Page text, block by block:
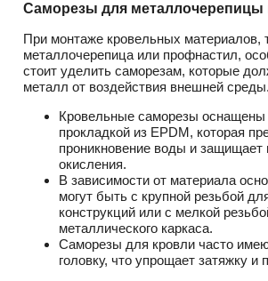
Саморезы для металлочерепицы
При монтаже кровельных материалов,
металлочерепица или профнастил,
стоит уделить саморезам, которые
металл от воздействия внешней среды.
Кровельные саморезы оснащены
прокладкой из EPDM, которая
проникновение воды и защищает
окисления.
В зависимости от материала
могут быть с крупной резьбой
конструкций или с мелкой
металлического каркаса.
Саморезы для кровли часто
головку, что упрощает затяжку и